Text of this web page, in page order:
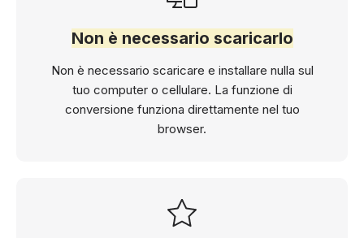
Non è necessario scaricarlo
Non è necessario scaricare e installare nulla sul
tuo computer o cellulare. La funzione di
conversione funziona direttamente nel tuo
browser.